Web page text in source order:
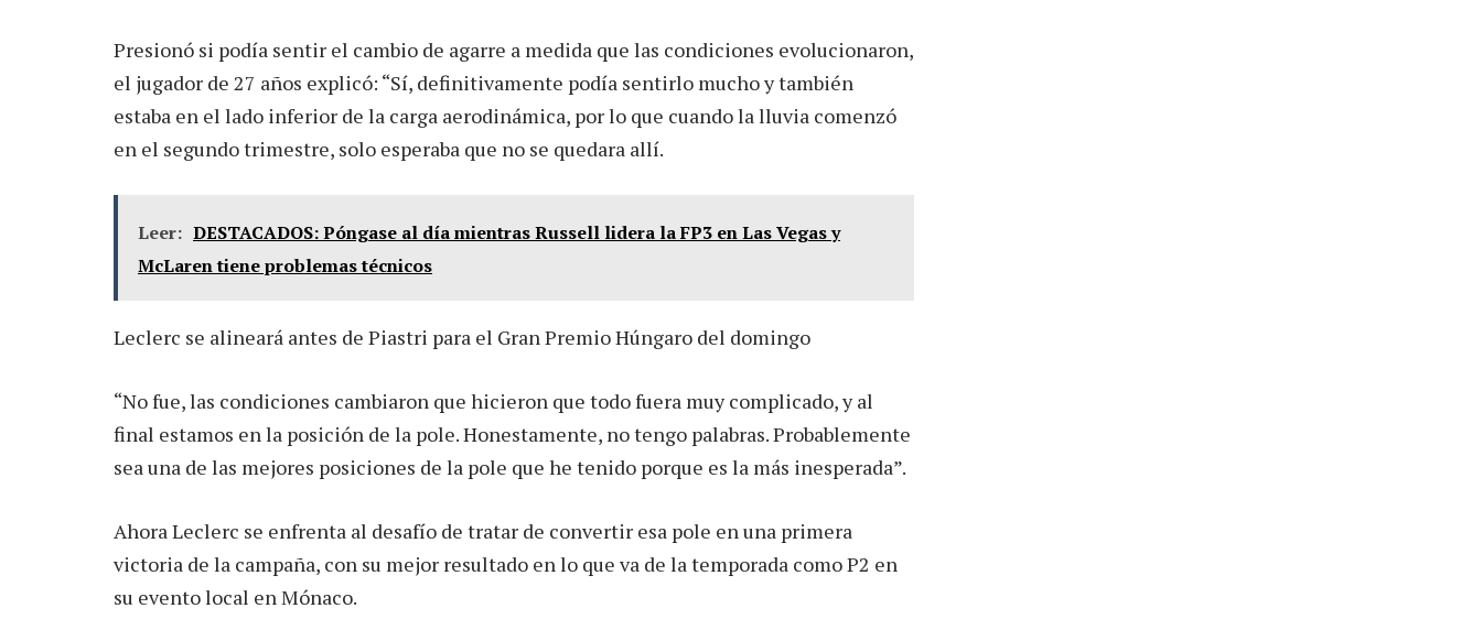
Presionó si podía sentir el cambio de agarre a medida que las condiciones evolucionaron,
el jugador de 27 años explicó: “Sí, definitivamente podía sentirlo mucho y también
estaba en el lado inferior de la carga aerodinámica, por lo que cuando la lluvia comenzó
en el segundo trimestre, solo esperaba que no se quedara allí.
Leer: DESTACADOS: Póngase al día mientras Russell lidera la FP3 en Las Vegas y
McLaren tiene problemas técnicos
Leclerc se alineará antes de Piastri para el Gran Premio Húngaro del domingo
“No fue, las condiciones cambiaron que hicieron que todo fuera muy complicado, y al
final estamos en la posición de la pole. Honestamente, no tengo palabras. Probablemente
sea una de las mejores posiciones de la pole que he tenido porque es la más inesperada”.
Ahora Leclerc se enfrenta al desafío de tratar de convertir esa pole en una primera
victoria de la campaña, con su mejor resultado en lo que va de la temporada como P2 en
su evento local en Mónaco.